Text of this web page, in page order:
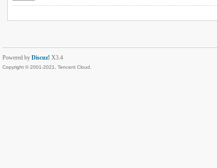
Powered by Discuz! X3.4
Copyright © 2001-2021, Tencent Cloud.